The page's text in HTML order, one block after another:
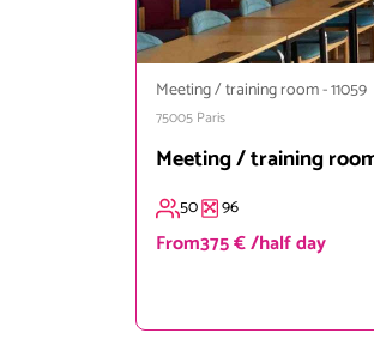
Meeting / training room-11059
75005 Paris
Meeting / training
50 96
From375 € /half day